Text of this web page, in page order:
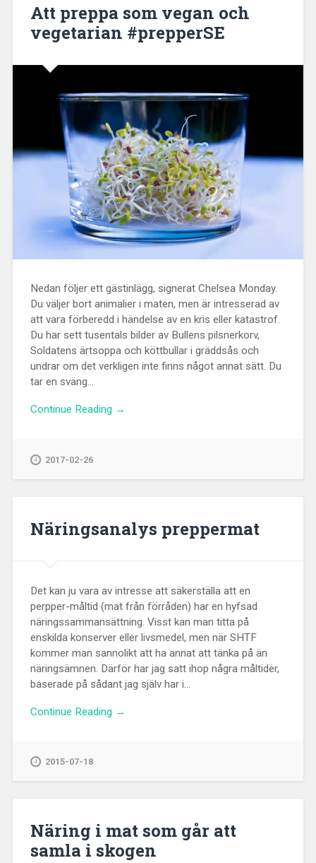
Att preppa som vegan och
vegetarian #prepperSE
Nedan följer ett gästinlägg, signerat Chelsea Monday.
Du väljer bort animalier i maten, men är intresserad av
att vara förberedd i händelse av en kris eller katastrof.
Du har sett tusentals bilder av Bullens pilsnerkorv,
Soldatens ärtsoppa och köttbullar i gräddsås och
undrar om det verkligen inte finns något annat sätt. Du
tar en sväng...
Continue Reading →
2017-02-26
Näringsanalys preppermat
Det kan ju vara av intresse att säkerställa att en
perpper-måltid (mat från förråden) har en hyfsad
näringssammansättning. Visst kan man titta på
enskilda konserver eller livsmedel, men när SHTF
kommer man sannolikt att ha annat att tänka på än
näringsämnen. Därför har jag satt ihop några måltider,
baserade på sådant jag själv har i...
Continue Reading →
2015-07-18
Näring i mat som går att
samla i skogen